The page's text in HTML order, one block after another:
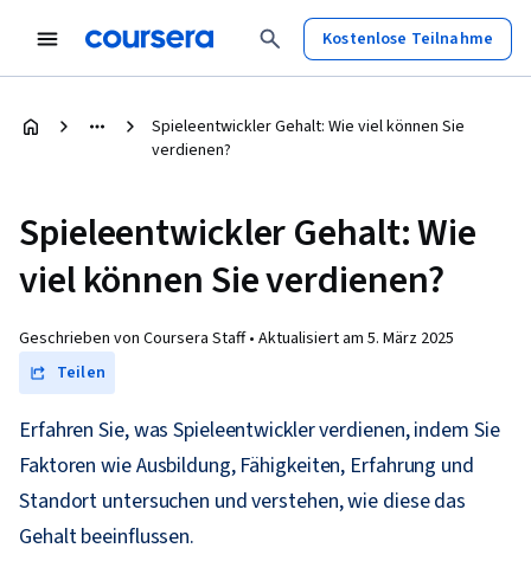
Kostenlose Teilnahme
Spieleentwickler Gehalt: Wie viel können Sie
verdienen?
Spieleentwickler Gehalt: Wie
viel können Sie verdienen?
Geschrieben von Coursera Staff • Aktualisiert am 5. März 2025
Teilen
Erfahren Sie, was Spieleentwickler verdienen, indem Sie
Faktoren wie Ausbildung, Fähigkeiten, Erfahrung und
Standort untersuchen und verstehen, wie diese das
Gehalt beeinflussen.